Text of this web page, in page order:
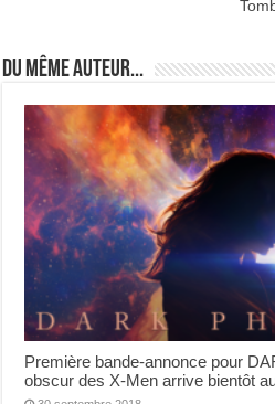
Du même auteur...
Première bande-annonce pour
obscur des X-Men arrive bientôt